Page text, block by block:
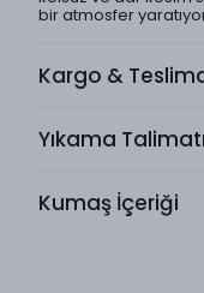
bir atmosfer
Kargo &
Yıkama Talimatı
Kumaş İçeriği